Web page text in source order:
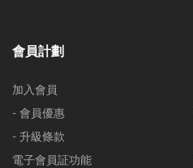
會員計劃
加入會員
- 會員優惠
- 升級條款
電子會員証功能